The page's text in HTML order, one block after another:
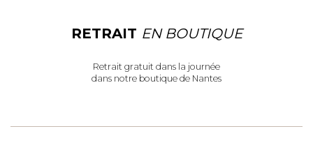
RETRAIT EN BOUTIQUE
Retrait gratuit dans la journée
dans notre boutique de Nantes